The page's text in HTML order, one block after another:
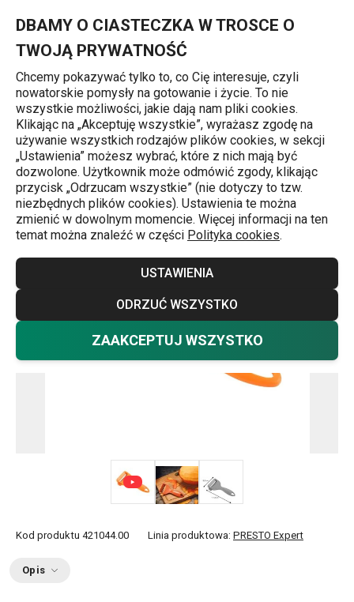
DBAMY O CIASTECZKA W TROSCE O
TWOJĄ PRYWATNOŚĆ
Chcemy pokazywać tylko to, co Cię interesuje, czyli
nowatorskie pomysły na gotowanie i życie. To nie
wszystkie możliwości, jakie dają nam pliki cookies.
Klikając na „Akceptuję wszystkie”, wyrażasz zgodę na
używanie wszystkich rodzajów plików cookies, w sekcji
„Ustawienia” możesz wybrać, które z nich mają być
dozwolone. Użytkownik może odmówić zgody, klikając
przycisk „Odrzucam wszystkie” (nie dotyczy to tzw.
niezbędnych plików cookies). Ustawienia te można
zmienić w dowolnym momencie. Więcej informacji na ten
temat można znaleźć w części Polityka cookies.
USTAWIENIA
ODRZUĆ WSZYSTKO
ZAAKCEPTUJ WSZYSTKO
Skrobaki i wykrawacze
Skrobak do dyni PRESTO Expert,
regulowany
Kod produktu 421044.00 Linia produktowa: PRESTO Expert
Opis